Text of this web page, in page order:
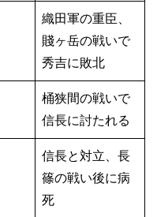
織田軍の重臣、
賤ヶ岳の戦いで
秀吉に敗北
桶狭間の戦いで
信長に討たれる
信長と対立、長
篠の戦い後に病
死